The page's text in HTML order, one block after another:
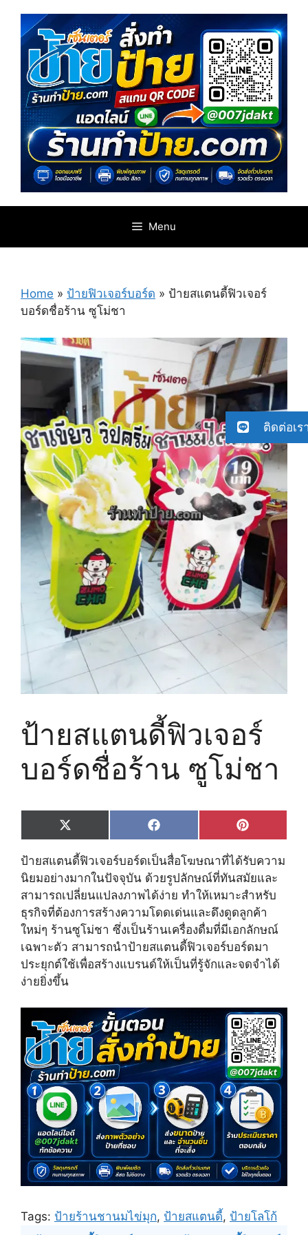
content
Menu
Home » ป้ายฟิวเจอร์บอร์ด » ป้ายสแตนดี้ฟิวเจอร์
บอร์ดชื่อร้าน ซูโม่ชา
ป้ายสแตนดี้ฟิวเจอร์
บอร์ดชื่อร้าน ซูโม่ชา
Share
on
X
(
T
w
i
t
t
e
r
)
Share
on
F
a
e
b
o
o
k
Share
on
P
i
n
t
e
r
e
s
t
ป้ายสแตนดี้ฟิวเจอร์บอร์ดเป็นสื่อโฆษณาที่ได้รับความ
นิยมอย่างมากในปัจจุบัน ด้วยรูปลักษณ์ที่ทันสมัยและ
สามารถเปลี่ยนแปลงภาพได้ง่าย ทำให้เหมาะสำหรับ
ธุรกิจที่ต้องการสร้างความโดดเด่นและดึงดูดลูกค้า
ใหม่ๆ ร้านซูโม่ชา ซึ่งเป็นร้านเครื่องดื่มที่มีเอกลักษณ์
เฉพาะตัว สามารถนำป้ายสแตนดี้ฟิวเจอร์บอร์ดมา
ประยุกต์ใช้เพื่อสร้างแบรนด์ให้เป็นที่รู้จักและจดจำได้
ง่ายยิ่งขึ้น
Tags: ป้ายร้านชานมไข่มุก, ป้ายสแตนดี้, ป้ายโลโก้
ติดต่อเร